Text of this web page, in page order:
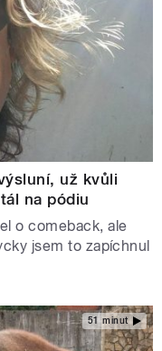
už kvůli
na pódiu
o comeback, ale
jsem to zapíchnul
51 minut